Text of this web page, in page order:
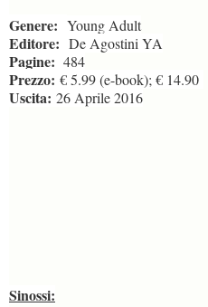
Genere: Young Adult
Editore: De Agostini YA
Pagine: 484
Prezzo: € 5.99 (e-book); € 14.90
Uscita: 26 Aprile 2016
Sinossi: